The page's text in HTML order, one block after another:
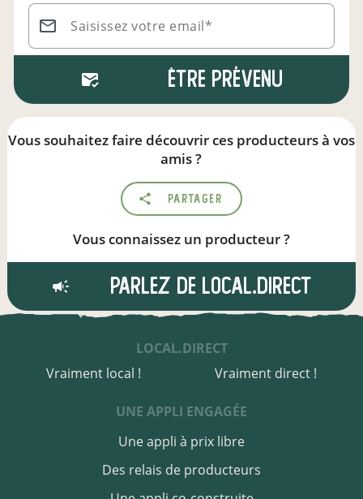
Saisissez votre email*
Être prévenu
Vous souhaitez faire découvrir ces producteurs à vos
amis ?
Partager
Vous connaissez un producteur ?
Parlez de local.direct
LOCAL.DIRECT
Vraiment local !
Vraiment direct !
UNE APPLI ENGAGÉE
Une appli à prix libre
Des relais de producteurs